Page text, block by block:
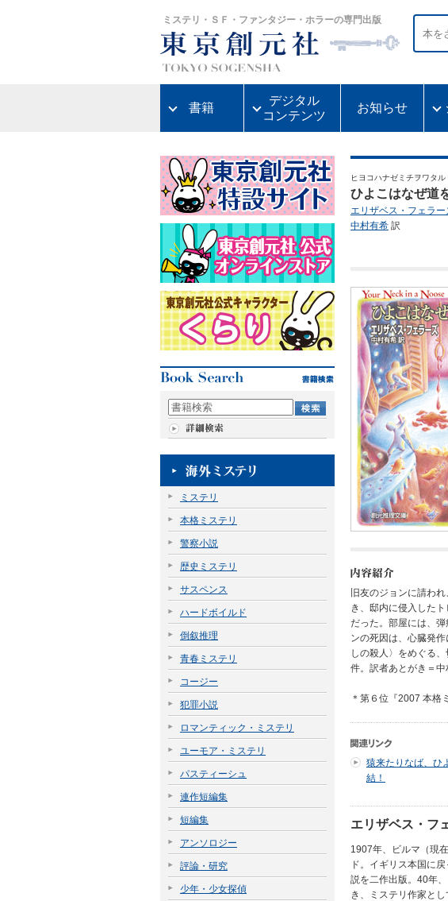
ミステリ・ＳＦ・ファンタジー・ホラーの専門出版
書籍
デジタル
コンテンツ
お知らせ
ミステリ
本格ミステリ
警察小説
歴史ミステリ
サスペンス
ハードボイルド
倒叙推理
青春ミステリ
コージー
犯罪小説
ロマンティック・ミステリ
ユーモア・ミステリ
パスティーシュ
連作短編集
短編集
アンソロジー
評論・研究
少年・少女探偵
ヒヨコハナゼミチヲワタル
ひよこはなぜ道
エリザベス・フェラー
中村有希 訳
旧友のジョンに請わ
き、邸内に侵入した
だった。部屋には、
ンの死因は、心臓発
しの殺人〉をめぐる
件。訳者あとがき＝
＊第６位『2007 本格
猿来たりなば、ひ
結！
エリザベス・フ
1907年、ビルマ（現
ド。イギリス本国に
説を二作出版。40年
き、ミステリ作家と